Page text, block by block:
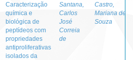
Caracterização
química e
biológica de
peptídeos com
propriedades
antiproliferativas
isolados da
Santana,
Carlos
José
Correia
de
Castro,
Mariana de
Souza